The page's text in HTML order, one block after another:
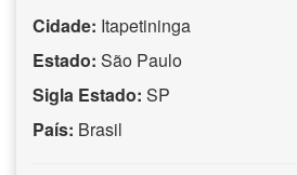
Cidade: Itapetininga
Estado: São Paulo
Sigla Estado: SP
País: Brasil